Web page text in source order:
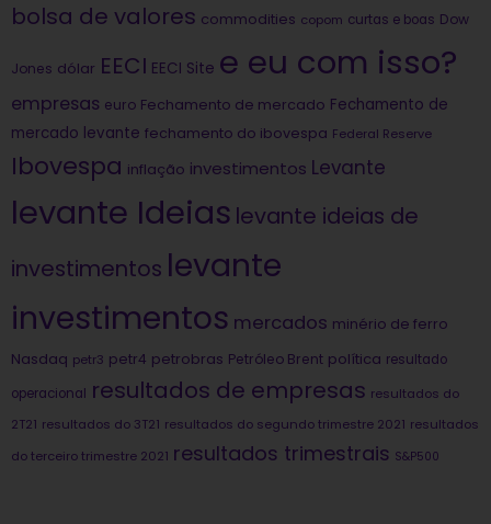
bolsa de valores commodities copom curtas e boas Dow
Jones dólar EECI EECI Site e eu com isso?
empresas euro Fechamento de mercado Fechamento de
mercado levante fechamento do ibovespa Federal Reserve
Ibovespa inflação investimentos Levante
levante Ideias levante ideias de
investimentos levante
investimentos mercados minério de ferro
Nasdaq petr3 petr4 petrobras Petróleo Brent política resultado
operacional resultados de empresas resultados do
2T21 resultados do 3T21 resultados do segundo trimestre 2021 resultados
do terceiro trimestre 2021 resultados trimestrais S&P500